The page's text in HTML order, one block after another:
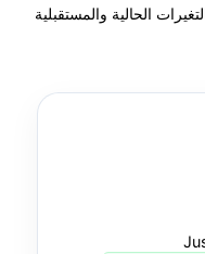
الحالية والمستقبلية